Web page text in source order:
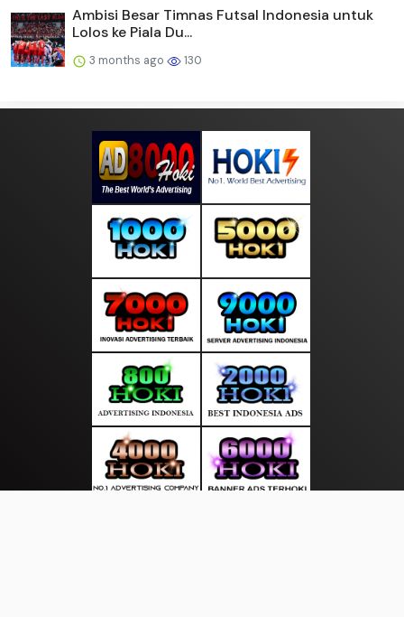
Ambisi Besar Timnas Futsal Indonesia untuk
Lolos ke Piala Du...
3 months ago 130